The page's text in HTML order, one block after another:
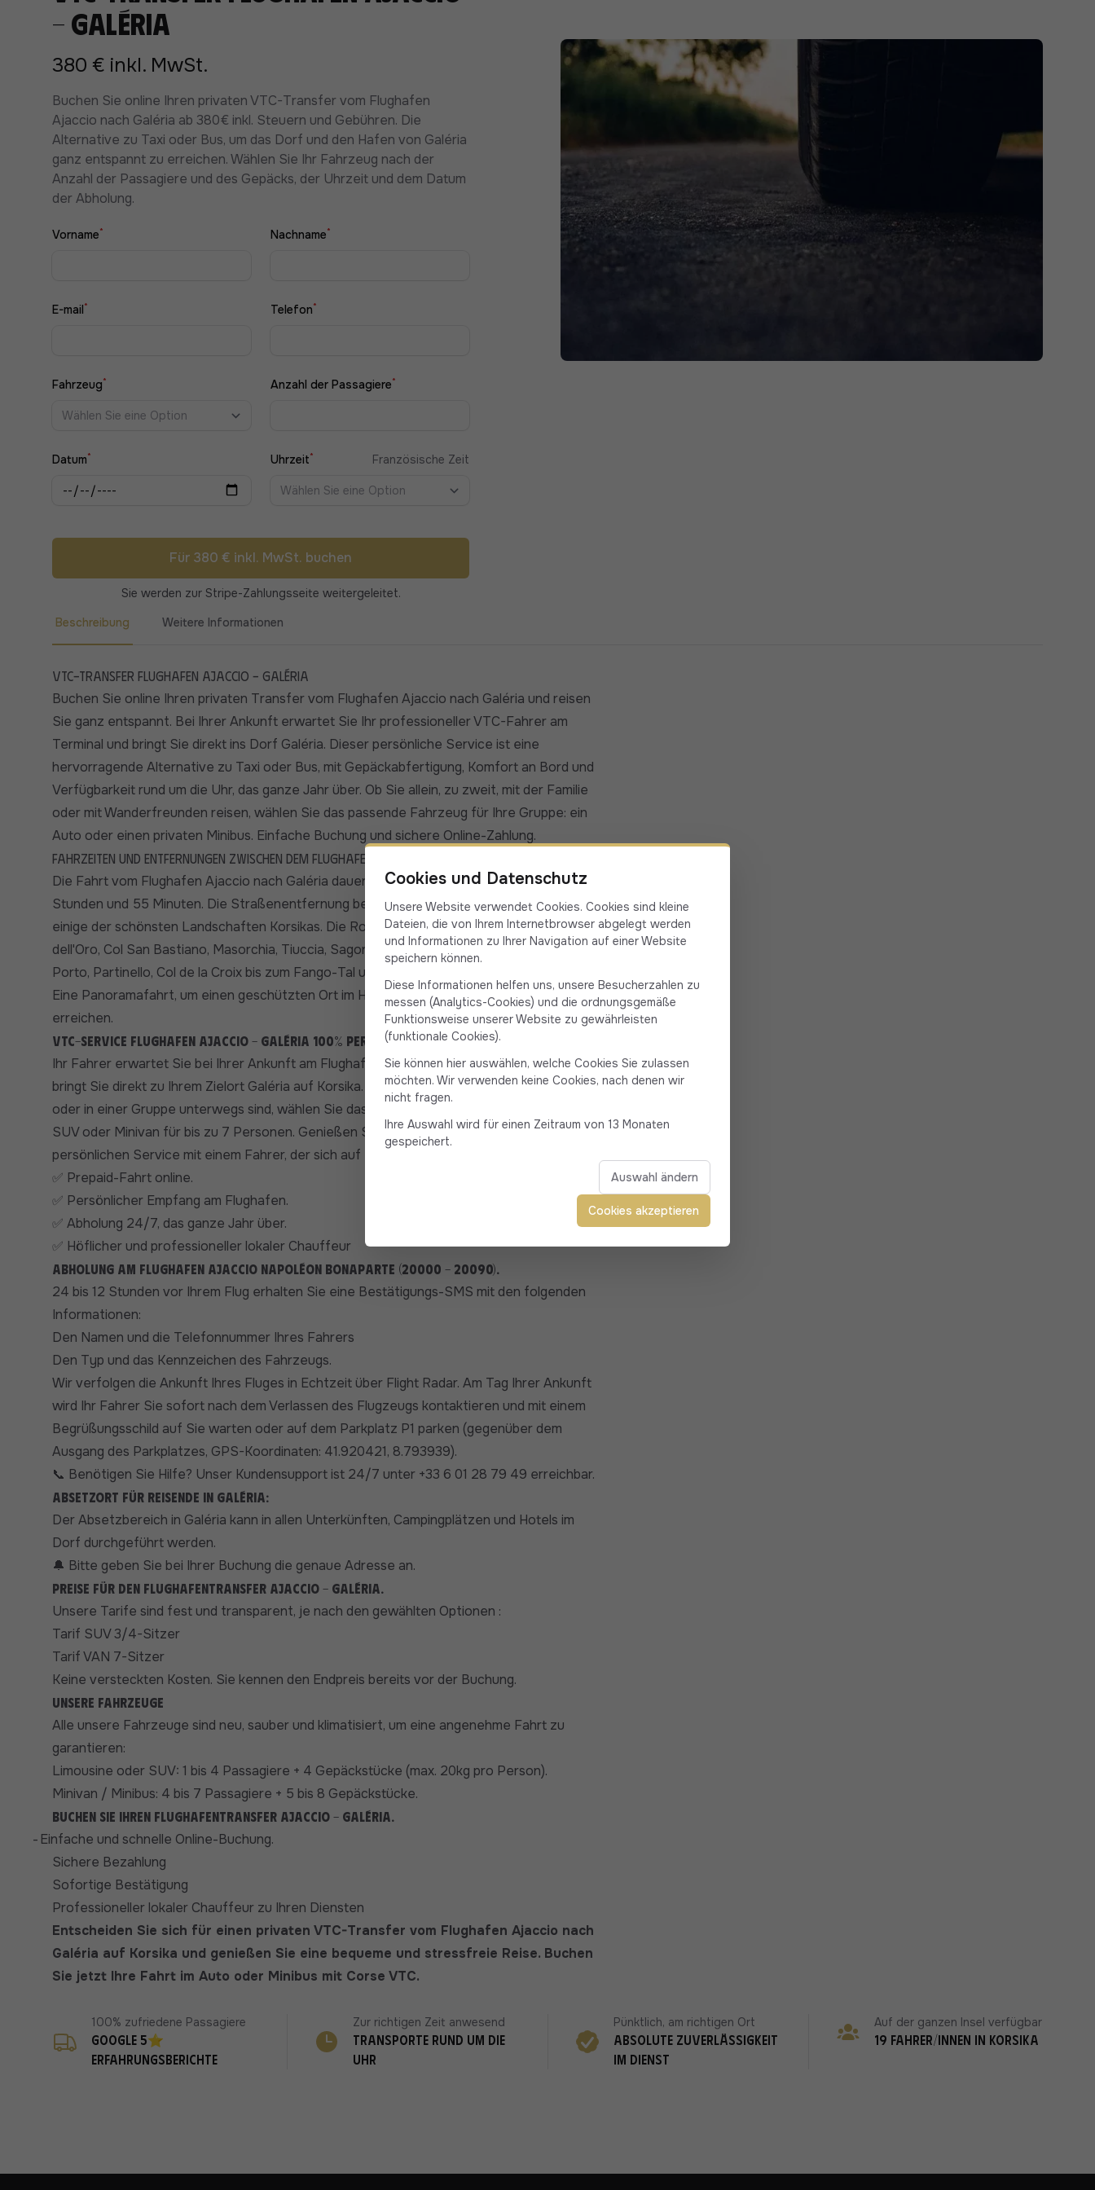
- Galéria
380 € inkl. MwSt.
Buchen Sie online Ihren privaten VTC-Transfer vom Flughafen
Ajaccio nach Galéria ab 380€ inkl. Steuern und Gebühren. Die
Alternative zu Taxi oder Bus, um das Dorf und den Hafen von Galéria
ganz entspannt zu erreichen. Wählen Sie Ihr Fahrzeug nach der
Anzahl der Passagiere und des Gepäcks, der Uhrzeit und dem Datum
der Abholung.
Vorname* Nachname*
E-mail* Telefon*
Fahrzeug*
Wählen Sie eine Option
Anzahl der Passagiere*
Datum* Uhrzeit* Französische Zeit
Wählen Sie eine Option
Für 380 € inkl. MwSt. buchen
Sie werden zur Stripe-Zahlungsseite weitergeleitet.
Beschreibung
Weitere Informationen
VTC-Transfer Flughafen Ajaccio - Galéria
Buchen Sie online Ihren privaten Transfer vom Flughafen Ajaccio nach Galéria und reisen
Sie ganz entspannt. Bei Ihrer Ankunft erwartet Sie Ihr professioneller VTC-Fahrer am
Terminal und bringt Sie direkt ins Dorf Galéria. Dieser persönliche Service ist eine
hervorragende Alternative zu Taxi oder Bus, mit Gepäckabfertigung, Komfort an Bord und
Verfügbarkeit rund um die Uhr, das ganze Jahr über. Ob Sie allein, zu zweit, mit der Familie
oder mit Wanderfreunden reisen, wählen Sie das passende Fahrzeug für Ihre Gruppe: ein
Auto oder einen privaten Minibus. Einfache Buchung und sichere Online-Zahlung.
Fahrzeiten und Entfernungen zwischen dem Flughafen Ajaccio und Galéria (20245)
Die Fahrt vom Flughafen Ajaccio nach Galéria dauert je nach Verkehrslage etwa 2
Stunden und 55 Minuten. Die Straßenentfernung beträgt etwa 132 km und führt durch
einige der schönsten Landschaften Korsikas. Die Route führt über die Straßen von Campo
dell'Oro, Col San Bastiano, Masorchia, Tiuccia, Sagone, Cargèse, die Calanques de Piana,
Porto, Partinello, Col de la Croix bis zum Fango-Tal und dem Dorf Galéria.
Eine Panoramafahrt, um einen geschützten Ort im Herzen der korsischen Natur zu
erreichen.
VTC-Service Flughafen Ajaccio - Galéria 100% persönlich.
Ihr Fahrer erwartet Sie bei Ihrer Ankunft am Flughafen, kümmert sich um Ihr Gepäck und
bringt Sie direkt zu Ihrem Zielort Galéria auf Korsika. Ob Sie allein, zu zweit, mit der Familie
oder in einer Gruppe unterwegs sind, wählen Sie das passende Angebot: Pkw-Limousine,
SUV oder Minivan für bis zu 7 Personen. Genießen Sie einen hochwertigen, 100%
persönlichen Service mit einem Fahrer, der sich auf Korsika bestens auskennt.
✅ Prepaid-Fahrt online.
✅ Persönlicher Empfang am Flughafen.
✅ Abholung 24/7, das ganze Jahr über.
✅ Höflicher und professioneller lokaler Chauffeur
Abholung am Flughafen Ajaccio Napoléon Bonaparte (20000 - 20090).
24 bis 12 Stunden vor Ihrem Flug erhalten Sie eine Bestätigungs-SMS mit den folgenden
Informationen:
Den Namen und die Telefonnummer Ihres Fahrers
Den Typ und das Kennzeichen des Fahrzeugs.
Wir verfolgen die Ankunft Ihres Fluges in Echtzeit über Flight Radar. Am Tag Ihrer Ankunft
wird Ihr Fahrer Sie sofort nach dem Verlassen des Flugzeugs kontaktieren und mit einem
Begrüßungsschild auf Sie warten oder auf dem Parkplatz P1 parken (gegenüber dem
Ausgang des Parkplatzes, GPS-Koordinaten: 41.920421, 8.793939).
📞 Benötigen Sie Hilfe? Unser Kundensupport ist 24/7 unter +33 6 01 28 79 49 erreichbar.
Absetzort für Reisende in Galéria:
Der Absetzbereich in Galéria kann in allen Unterkünften, Campingplätzen und Hotels im
Dorf durchgeführt werden.
🔔 Bitte geben Sie bei Ihrer Buchung die genaue Adresse an.
Preise für den Flughafentransfer Ajaccio - Galéria.
Unsere Tarife sind fest und transparent, je nach den gewählten Optionen :
Tarif SUV 3/4-Sitzer
Tarif VAN 7-Sitzer
Keine versteckten Kosten. Sie kennen den Endpreis bereits vor der Buchung.
Unsere Fahrzeuge
Alle unsere Fahrzeuge sind neu, sauber und klimatisiert, um eine angenehme Fahrt zu
garantieren:
Limousine oder SUV: 1 bis 4 Passagiere + 4 Gepäckstücke (max. 20kg pro Person).
Minivan / Minibus: 4 bis 7 Passagiere + 5 bis 8 Gepäckstücke.
Buchen Sie Ihren Flughafentransfer Ajaccio - Galéria.
- Einfache und schnelle Online-Buchung.
Sichere Bezahlung
Sofortige Bestätigung
Professioneller lokaler Chauffeur zu Ihren Diensten
Entscheiden Sie sich für einen privaten VTC-Transfer vom Flughafen Ajaccio nach
Galéria auf Korsika und genießen Sie eine bequeme und stressfreie Reise. Buchen
Sie jetzt Ihre Fahrt im Auto oder Minibus mit Corse VTC.
Google 5⭐
Erfahrungsberichte
100% zufriedene Passagiere
Transporte rund um die
Uhr
Zur richtigen Zeit anwesend
Absolute Zuverlässigkeit
im Dienst
Pünktlich, am richtigen Ort
19 Fahrer/innen in Korsika
Auf der ganzen Insel verfügbar
Cookies und Datenschutz
Unsere Website verwendet Cookies. Cookies sind kleine
Dateien, die von Ihrem Internetbrowser abgelegt werden
und Informationen zu Ihrer Navigation auf einer Website
speichern können.
Diese Informationen helfen uns, unsere Besucherzahlen zu
messen (Analytics-Cookies) und die ordnungsgemäße
Funktionsweise unserer Website zu gewährleisten
(funktionale Cookies).
Sie können hier auswählen, welche Cookies Sie zulassen
möchten. Wir verwenden keine Cookies, nach denen wir
nicht fragen.
Ihre Auswahl wird für einen Zeitraum von 13 Monaten
gespeichert.
Auswahl ändern
Cookies akzeptieren